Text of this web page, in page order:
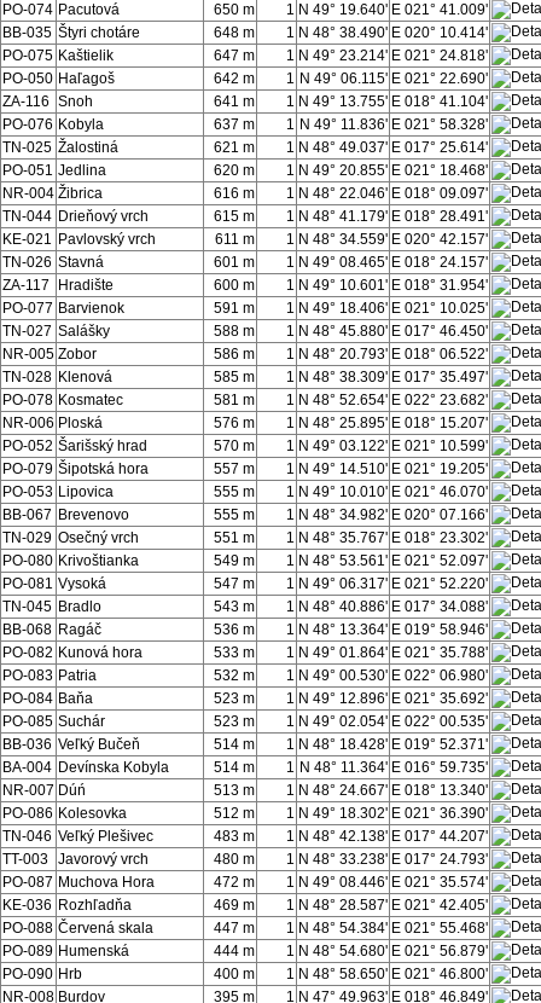
PO-074 Pacutová 650 m 1 N 49° 19.640' E 021° 41.009'
BB-035 Štyri chotáre 648 m 1 N 48° 38.490' E 020° 10.414'
PO-075 Kaštielik 647 m 1 N 49° 23.214' E 021° 24.818'
PO-050 Haľagoš 642 m 1 N 49° 06.115' E 021° 22.690'
ZA-116 Snoh 641 m 1 N 49° 13.755' E 018° 41.104'
PO-076 Kobyla 637 m 1 N 49° 11.836' E 021° 58.328'
TN-025 Žalostiná 621 m 1 N 48° 49.037' E 017° 25.614'
PO-051 Jedlina 620 m 1 N 49° 20.855' E 021° 18.468'
NR-004 Žibrica 616 m 1 N 48° 22.046' E 018° 09.097'
TN-044 Drieňový vrch 615 m 1 N 48° 41.179' E 018° 28.491'
KE-021 Pavlovský vrch 611 m 1 N 48° 34.559' E 020° 42.157'
TN-026 Stavná 601 m 1 N 49° 08.465' E 018° 24.157'
ZA-117
Hradište 600 m 1 N 49° 10.601' E 018° 31.954'
PO-077 Barvienok 591 m 1 N 49° 18.406' E 021° 10.025'
TN-027 Salášky 588 m 1 N 48° 45.880' E 017° 46.450'
NR-005 Zobor 586 m 1 N 48° 20.793' E 018° 06.522'
TN-028 Klenová 585 m 1 N 48° 38.309' E 017° 35.497'
PO-078 Kosmatec 581 m 1 N 48° 52.654' E 022° 23.682'
NR-006 Ploská 576 m 1 N 48° 25.895' E 018° 15.207'
PO-052 Šarišský hrad 570 m 1 N 49° 03.122' E 021° 10.599'
PO-079 Šipotská hora 557 m 1 N 49° 14.510' E 021° 19.205'
PO-053 Lipovica 555 m 1 N 49° 10.010' E 021° 46.070'
BB-067 Brevenovo 555 m 1 N 48° 34.982' E 020° 07.166'
TN-029 Osečný vrch 551 m 1 N 48° 35.767' E 018° 23.302'
PO-080 Krivoštianka 549 m 1 N 48° 53.561' E 021° 52.097'
PO-081 Vysoká 547 m 1 N 49° 06.317' E 021° 52.220'
TN-045 Bradlo 543 m 1 N 48° 40.886' E 017° 34.088'
BB-068 Ragáč 536 m 1 N 48° 13.364' E 019° 58.946'
PO-082 Kunová hora 533 m 1 N 49° 01.864' E 021° 35.788'
PO-083 Patria 532 m 1 N 49° 00.530' E 022° 06.980'
PO-084 Baňa 523 m 1 N 49° 12.896' E 021° 35.692'
PO-085 Suchár 523 m 1 N 49° 02.054' E 022° 00.535'
BB-036 Veľký Bučeň 514 m 1 N 48° 18.428' E 019° 52.371'
BA-004 Devínska Kobyla 514 m 1 N 48° 11.364' E 016° 59.735'
NR-007 Dúń 513 m 1 N 48° 24.667' E 018° 13.340'
PO-086 Kolesovka 512 m 1 N 49° 18.302' E 021° 36.390'
TN-046 Veľký Plešivec 483 m 1 N 48° 42.138' E 017° 44.207'
TT-003 Javorový vrch 480 m 1 N 48° 33.238' E 017° 24.793'
PO-087 Muchova Hora 472 m 1 N 49° 08.446' E 021° 35.574'
KE-036 Rozhľadňa 469 m 1 N 48° 28.587' E 021° 42.405'
PO-088 Červená skala 447 m 1 N 48° 54.384' E 021° 55.468'
PO-089 Humenská 444 m 1 N 48° 54.680' E 021° 56.879'
PO-090 Hrb 400 m 1 N 48° 58.650' E 021° 46.800'
NR-008 Burdov 395 m 1 N 47° 49.963' E 018° 46.849'